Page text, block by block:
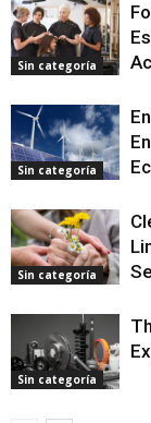
Sin categoría
Sin categoría
Sin categoría
Sin categoría